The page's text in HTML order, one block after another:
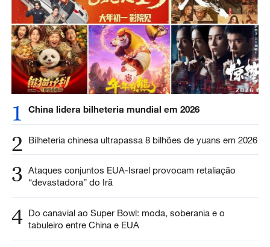
1 China lidera bilheteria mundial em 2026
2 Bilheteria chinesa ultrapassa 8 bilhões de yuans em 2026
3 Ataques conjuntos EUA-Israel provocam retaliação
“devastadora” do Irã
4 Do canavial ao Super Bowl: moda, soberania e o
tabuleiro entre China e EUA